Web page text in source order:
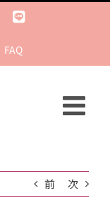
LINE
FAQ
前 次